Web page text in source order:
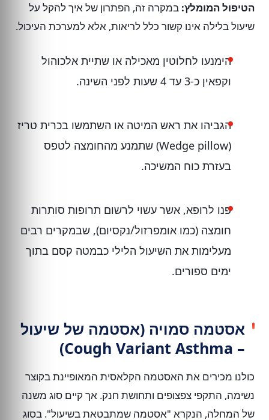
הטיפול המומלץ: במקרה זה, הפתרון של איך להקל על
שיעול בלילה אינו קשור כלל לריאות, אלא למערכת העיכול.
הימנעו לחלוטין מאכילה או שתיית אלכוהול
וקפאין כ-3 עד 4 שעות לפני השינה.
הגביהו את ראש המיטה או השתמשו בכרית טריז
(Wedge pillow) שתמנע מהחומצה לטפס
בעזרת כוח המשיכה.
פנו לרופא, אשר עשוי לרשום תרופות סותרות
חומצה (כמו אומפרזול/נקסיום), שבמקרים רבים
מעלימות את השיעול הלילי כבמטה קסם בתוך
ימים ספורים.
אסטמה סמויה (אסטמה של שיעול
– Cough Variant Asthma)
כולנו מכירים את האסטמה הקלאסית המאופיינת בקוצר
נשימה, התקפי צפצופים ותחושת חנק. אך קיים סוג משנה
של המחלה, הנקרא "אסטמה שמתבטאת בשיעול". בסוג